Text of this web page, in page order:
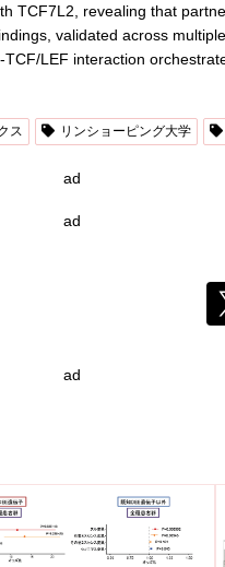
TCF7L2, revealing that
validated across
LEF interaction
ス リンショーピング大学
ad
ad
ad